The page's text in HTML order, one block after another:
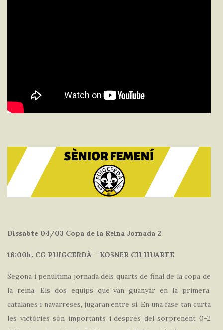
Dissabte 04/03 Copa de la Reina Jornada 2
16:00h. CG PUIGCERDÀ – KOSNER CH HUARTE
Segona i penúltima jornada dels quarts de final de la copa de
la reina. Els dos equips que van guanyar en la primera,
catalanes i navarreses, jugaran entre si. En una fase tan curta
les victòries són importants i després del sorprenent 0-2